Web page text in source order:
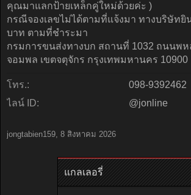
คุณมาแลกป้ายเหล็กคู่ใหม่ด้วยค่ะ )
กรณีจองเลขไม่ได้ตามที่แจ้งมา ทางบริษัทยิ
บาท ตามที่ชำระมา
กรมการขนส่งทางบก สถานที่ 1032 ถนนพห
จอมพล เขตจตุจักร กรุงเทพมหานคร 10900
โทร.:
098-9392462
ไลน์ ID:
@jonline
jongtabien159, 8 สิงหาคม 2026
แกลเลอรี่